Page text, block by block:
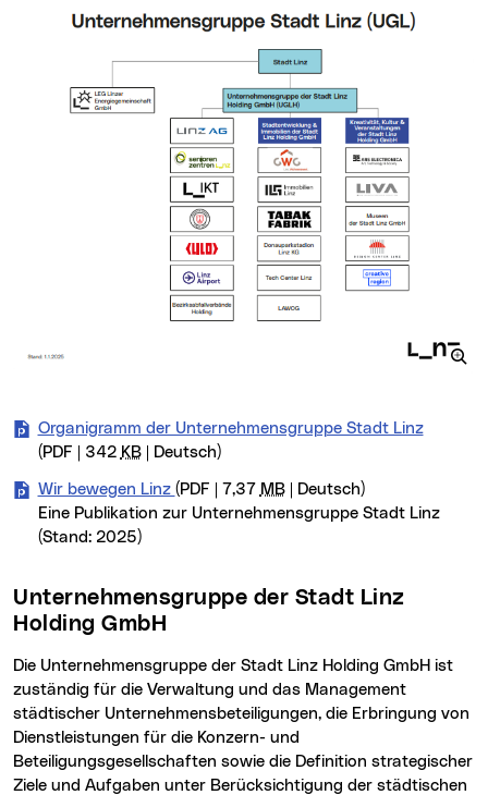
Organigramm der Unternehmensgruppe Stadt Linz
(PDF | 342 KB| Deutsch)
Wir bewegen Linz (PDF | 7,37 MB| Deutsch)
Eine Publikation zur Unternehmensgruppe Stadt Linz
(Stand: 2025)
Unternehmensgruppe der Stadt Linz
Holding GmbH
Die Unternehmensgruppe der Stadt Linz Holding GmbH ist
zuständig für die Verwaltung und das Management
städtischer Unternehmensbeteiligungen, die Erbringung von
Dienstleistungen für die Konzern- und
Beteiligungsgesellschaften sowie die Definition strategischer
Ziele und Aufgaben unter Berücksichtigung der städtischen